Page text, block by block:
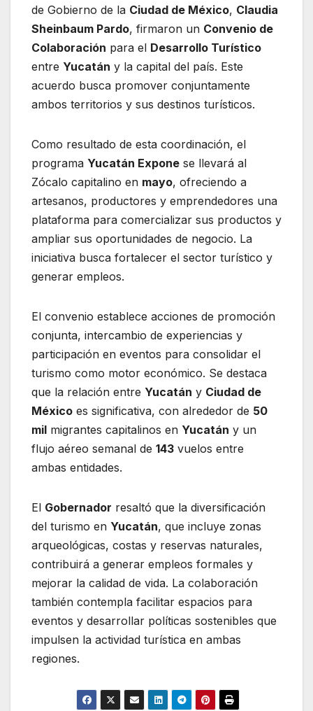
de Gobierno de la Ciudad de México, Claudia
Sheinbaum Pardo, firmaron un Convenio de
Colaboración para el Desarrollo Turístico
entre Yucatán y la capital del país. Este
acuerdo busca promover conjuntamente
ambos territorios y sus destinos turísticos.
Como resultado de esta coordinación, el
programa Yucatán Expone se llevará al
Zócalo capitalino en mayo, ofreciendo a
artesanos, productores y emprendedores una
plataforma para comercializar sus productos y
ampliar sus oportunidades de negocio. La
iniciativa busca fortalecer el sector turístico y
generar empleos.
El convenio establece acciones de promoción
conjunta, intercambio de experiencias y
participación en eventos para consolidar el
turismo como motor económico. Se destaca
que la relación entre Yucatán y Ciudad de
México es significativa, con alrededor de 50
mil migrantes capitalinos en Yucatán y un
flujo aéreo semanal de 143 vuelos entre
ambas entidades.
El Gobernador resaltó que la diversificación
del turismo en Yucatán, que incluye zonas
arqueológicas, costas y reservas naturales,
contribuirá a generar empleos formales y
mejorar la calidad de vida. La colaboración
también contempla facilitar espacios para
eventos y desarrollar políticas sostenibles que
impulsen la actividad turística en ambas
regiones.